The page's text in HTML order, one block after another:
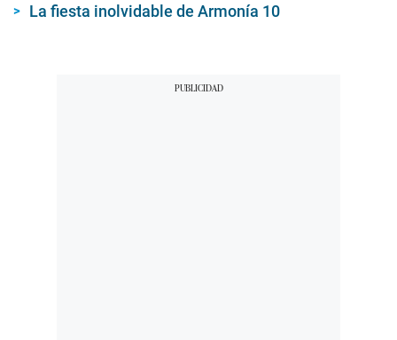
La fiesta inolvidable de Armonía 10